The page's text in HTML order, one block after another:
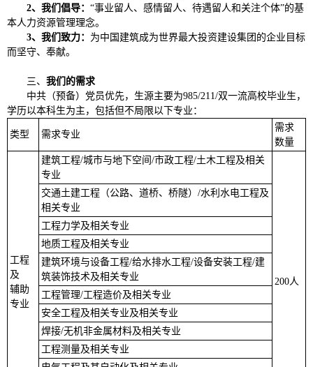
2、我们倡导： “事业留人、感情留人、待遇留人和关注个体”的基
本人力资源管理理念。
3、我们致力： 为中国建筑成为世界最大投资建设集团的企业目标
而坚守、奉献。
三、 我们的需求
中共（预备）党员优先，生源主要为985/211/双一流高校毕业生，
学历以本科生为主，包括但不局限以下专业：
类型 需求专业
需求
数量
工程
及
辅助
专业
建筑工程/城市与地下空间/市政工程/土木工程及相关
专业
200人
交通土建工程（公路、道桥、桥隧）/水利水电工程及
相关专业
工程力学及相关专业
地质工程及相关专业
建筑环境与设备工程/给水排水工程/设备安装工程/建
筑装饰技术及相关专业
工程管理/工程造价及相关专业
安全工程及相关专业及相关专业
焊接/无机非金属材料及相关专业
工程测量及相关专业